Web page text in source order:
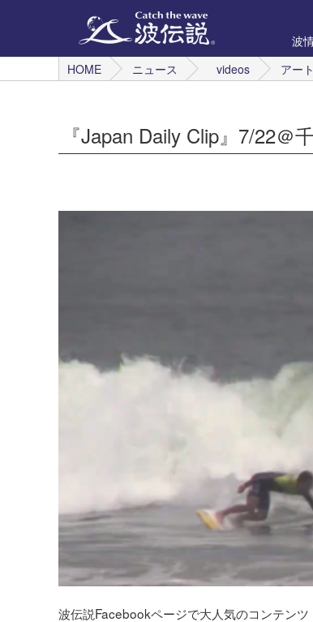
波
HOME
ニュース videos アー
『Japan Daily Clip』7/22＠
波伝説Facebookページで大人気のコンテンツ